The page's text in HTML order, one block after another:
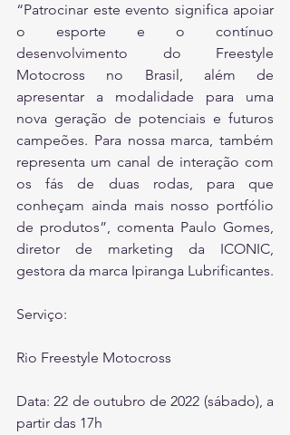
“Patrocinar este evento significa apoiar
o esporte e o contínuo
desenvolvimento do Freestyle
Motocross no Brasil, além de
apresentar a modalidade para uma
nova geração de potenciais e futuros
campeões. Para nossa marca, também
representa um canal de interação com
os fás de duas rodas, para que
conheçam ainda mais nosso portfólio
de produtos”, comenta Paulo Gomes,
diretor de marketing da ICONIC,
gestora da marca Ipiranga Lubrificantes.
Serviço:
Rio Freestyle Motocross
Data: 22 de outubro de 2022 (sábado), a
partir das 17h